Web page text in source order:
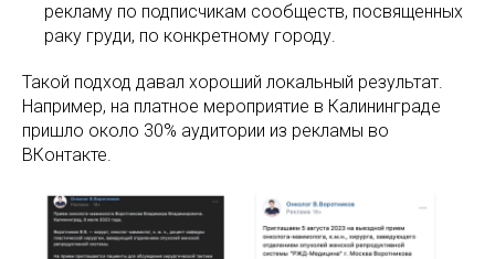
рекламу по подписчикам сообществ, посвященных
раку груди, по конкретному городу.
Такой подход давал хороший локальный результат.
Например, на платное мероприятие в Калининграде
пришло около 30% аудитории из рекламы во
ВКонтакте.